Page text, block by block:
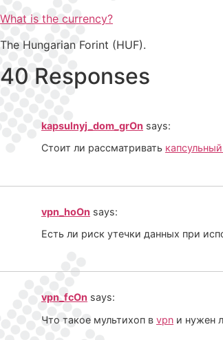
What is the currency?
The Hungarian Forint (HUF).
40 Responses
kapsulnyj_dom_grOn says:
Стоит ли рассматривать
vpn_hoOn says:
Есть ли риск утечки данных при
vpn_fcOn says:
Что такое мультихоп в vpn и нужен